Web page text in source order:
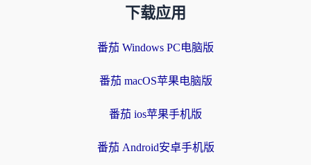
下载应用
番茄 Windows PC电脑版
番茄 macOS苹果电脑版
番茄 ios苹果手机版
番茄 Android安卓手机版